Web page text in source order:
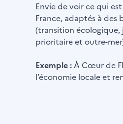
Envie de voir ce qui
France, adaptés à
(transition
prioritaire et outre-
Exemple :À Cœur de
l’économie locale et